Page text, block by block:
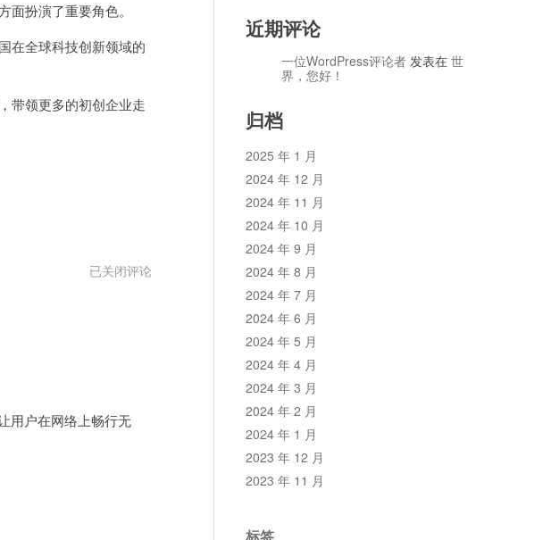
扮演了重要角色。
在全球科技创新领域的
带领更多的初创企业走
梯
已关闭评论
用户在网络上畅行无
近期评论
一位WordPress评论者 发表在 世
界，您好！
归档
2025 年 1 月
2024 年 12 月
2024 年 11 月
2024 年 10 月
2024 年 9 月
2024 年 8 月
2024 年 7 月
2024 年 6 月
2024 年 5 月
2024 年 4 月
2024 年 3 月
2024 年 2 月
2024 年 1 月
2023 年 12 月
2023 年 11 月
标签